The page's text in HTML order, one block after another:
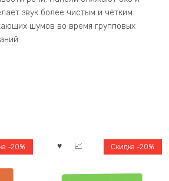
звук более чистым и чётким.
шумов во время групповых
-20% Скидка -20%